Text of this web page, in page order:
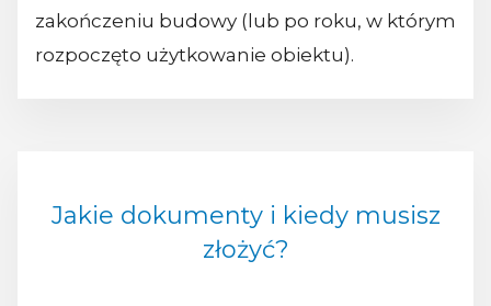
zakończeniu budowy (lub po roku, w którym
rozpoczęto użytkowanie obiektu).
Jakie dokumenty i kiedy musisz
złożyć?